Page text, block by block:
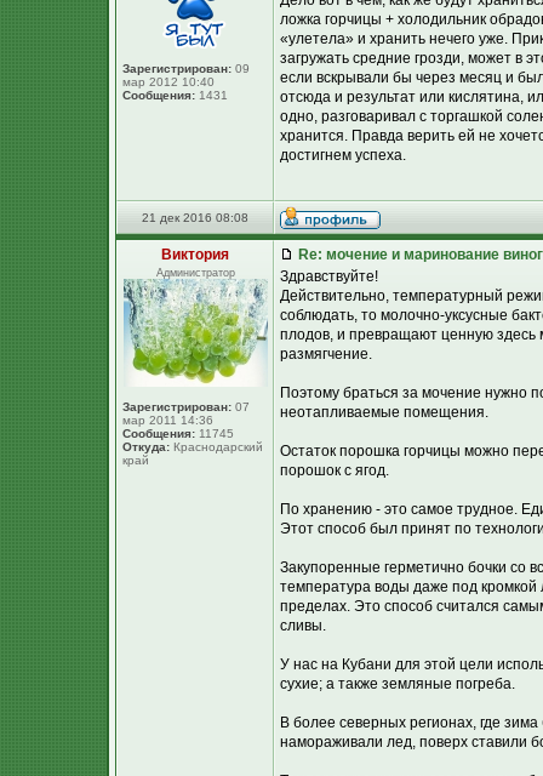
Зарегистрирован: 09
мар 2012 10:40
Сообщения: 1431
ложка горчицы + холодильник
«улетела» и хранить нечего уже.
загружать средние грозди, может в
если вскрывали бы через месяц и
отсюда и результат или кислятина,
одно, разговаривал с торгашкой
хранится. Правда верить ей не
достигнем успеха.
21 дек 2016 08:08
Виктория
Администратор
Зарегистрирован: 07
мар 2011 14:36
Сообщения: 11745
Откуда: Краснодарский
край
Re: мочение и маринование
Здравствуйте!
Действительно, температурный
соблюдать, то молочно-уксусные
плодов, и превращают ценную здесь
размягчение.
Поэтому браться за мочение нужно
неотапливаемые помещения.
Остаток порошка горчицы можно
порошок с ягод.
По хранению - это самое трудное.
Этот способ был принят по
Закупоренные герметично бочки со
температура воды даже под
пределах. Это способ считался
сливы.
У нас на Кубани для этой цели
сухие; а также земляные погреба.
В более северных регионах, где
намораживали лед, поверх ставили